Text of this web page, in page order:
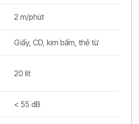
2 m/phút
Giấy, CD, kim bấm, thẻ từ
20 lít
< 55 dB